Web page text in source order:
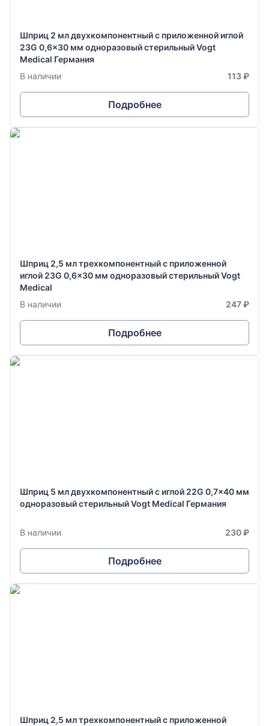
Шприц 2 мл двухкомпонентный с приложенной иглой
23G 0,6x30 мм одноразовый стерильный Vogt
Medical Германия
В наличии
113 ₽
Подробнее
Шприц 2,5 мл трехкомпонентный с приложенной
иглой 23G 0,6x30 мм одноразовый стерильный Vogt
Medical
В наличии
247 ₽
Подробнее
Шприц 5 мл двухкомпонентный с иглой 22G 0,7x40 мм
одноразовый стерильный Vogt Medical Германия
В наличии 230 ₽
Подробнее
Шприц 2,5 мл трехкомпонентный с приложенной